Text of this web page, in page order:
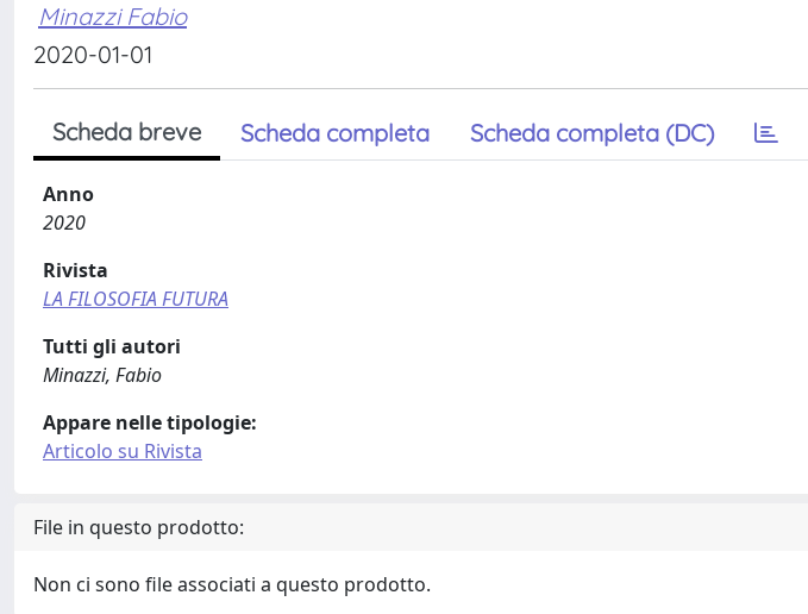
Minazzi Fabio
2020-01-01
Scheda breve Scheda completa Scheda completa (DC)
Anno
2020
Rivista
LA FILOSOFIA FUTURA
Tutti gli autori
Minazzi, Fabio
Appare nelle tipologie:
Articolo su Rivista
File in questo prodotto:
Non ci sono file associati a questo prodotto.